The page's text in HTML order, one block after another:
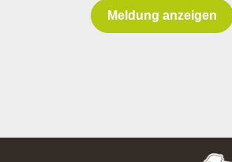
Meldung anzeigen